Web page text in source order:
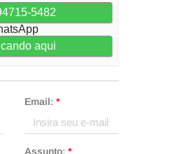
5482
aqui
Email: *
Assunto: *